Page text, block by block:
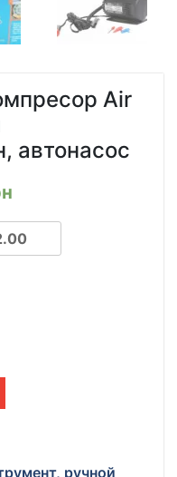
Air
автонасос
ручной